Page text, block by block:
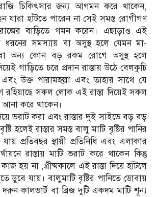
চিকিৎসার জন্য আগমন করে থাকেন,
হাঁটতে পারেন না সেই সমস্ত রোগীগণ
বাড়িতে গমন করেন। এছাড়াও এই
সমস্যায় বা অসুস্থ হলে যেমন মা-
অন্য কোন বড় রকম রোগে অসুস্থ হলে
গাড়িতে চরে প্রদান রাস্তায় উঠে বেলকুচি
উক্ত পারামহল্লা এবং তাহার সাথে যে
রহিয়াছে সকল লোক এই রাস্তা দিয়েই সকল
আনা করে থাকেন।
ভরাট করা এবং রাস্তার দুই সাইডে বড় বড়
হলেই রাস্তার সমস্ত বালু মাটি বৃষ্টির পানির
প্রতিবছর স্থায়ী প্রতিনিধি এবং এলাকার
রাস্তায় মাটি ভরাট করে থাকেন কিন্তু
হয় না ,গ্রীষ্মকালে এই রাস্তা দিয়ে হাঁটলে
ডুবে যায়। বালুমাটি বৃষ্টির পানিতে ডোবায়
কালভার্ট বা ব্রিজ দুটি একদম মাটি শূন্য